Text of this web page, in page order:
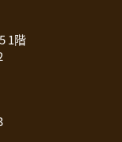
1階